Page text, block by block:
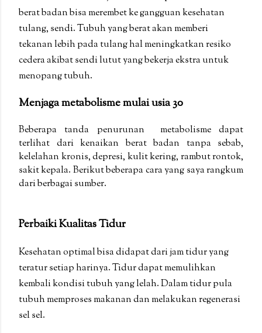
berat badan bisa merembet ke gangguan kesehatan
tulang, sendi. Tubuh yang berat akan memberi
tekanan lebih pada tulang hal meningkatkan resiko
cedera akibat sendi lutut yang bekerja ekstra untuk
menopang tubuh.
Menjaga metabolisme mulai usia 30
Beberapa tanda penurunan metabolisme dapat
terlihat dari kenaikan berat badan tanpa sebab,
kelelahan kronis, depresi, kulit kering, rambut rontok,
sakit kepala. Berikut beberapa cara yang saya rangkum
dari berbagai sumber.
Perbaiki Kualitas Tidur
Kesehatan optimal bisa didapat dari jam tidur yang
teratur setiap harinya. Tidur dapat memulihkan
kembali kondisi tubuh yang lelah. Dalam tidur pula
tubuh memproses makanan dan melakukan regenerasi
sel sel.